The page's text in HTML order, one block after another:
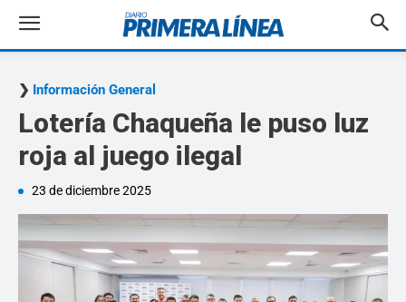
Información General
Lotería Chaqueña le puso luz
roja al juego ilegal
23 de diciembre 2025